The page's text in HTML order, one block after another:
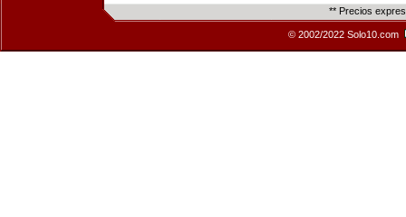
** Precios
© 2002/2022 Solo10.com